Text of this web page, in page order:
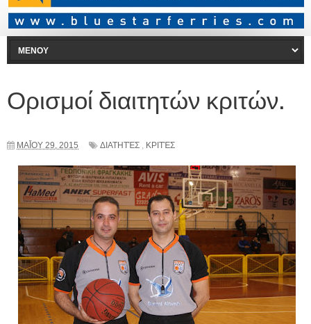
Ορισμοί διαιτητών κριτών.
ΜΑΪ́ΟΥ 29, 2015 ΔΙΑΤΗΤΈΣ , ΚΡΙΤΈΣ